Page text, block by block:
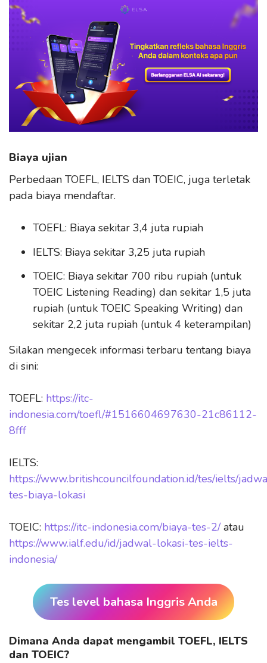
Biaya ujian
Perbedaan TOEFL, IELTS dan TOEIC, juga terletak
pada biaya mendaftar.
TOEFL: Biaya sekitar 3,4 juta rupiah
IELTS: Biaya sekitar 3,25 juta rupiah
TOEIC: Biaya sekitar 700 ribu rupiah (untuk
TOEIC Listening Reading) dan sekitar 1,5 juta
rupiah (untuk TOEIC Speaking Writing) dan
sekitar 2,2 juta rupiah (untuk 4 keterampilan)
Silakan mengecek informasi terbaru tentang biaya
di sini:
TOEFL: https://itc-
indonesia.com/toefl/#1516604697630-21c86112-
8fff
IELTS:
https://www.britishcouncilfoundation.id/tes/ielts/
tes-biaya-lokasi
TOEIC: https://itc-indonesia.com/biaya-tes-2/atau
https://www.ialf.edu/id/jadwal-lokasi-tes-ielts-
indonesia/
Tes level bahasa Inggris Anda
Dimana Anda dapat mengambil TOEFL, IELTS
dan TOEIC?